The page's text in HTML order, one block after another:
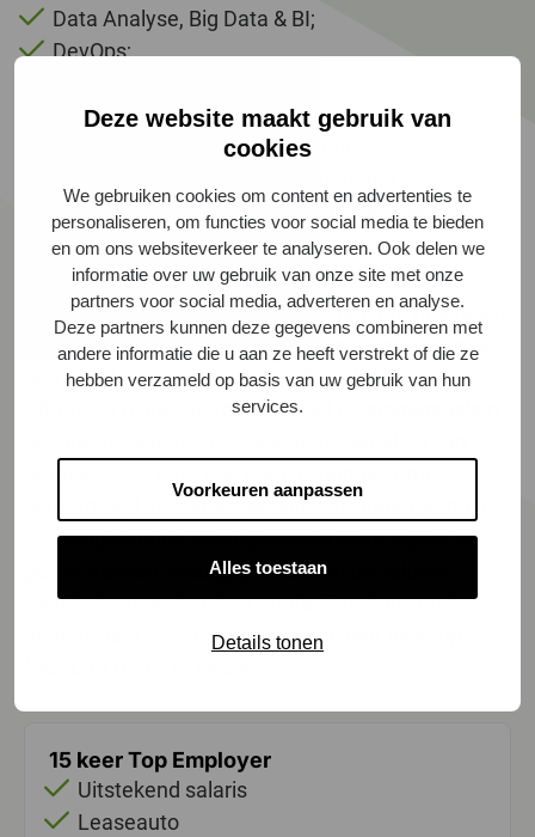
Deze website maakt gebruik van
cookies
We gebruiken cookies om content en advertenties te
personaliseren, om functies voor social media te bieden
en om ons websiteverkeer te analyseren. Ook delen we
informatie over uw gebruik van onze site met onze
partners voor social media, adverteren en analyse.
Deze partners kunnen deze gegevens combineren met
andere informatie die u aan ze heeft verstrekt of die ze
hebben verzameld op basis van uw gebruik van hun
services.
Voorkeuren aanpassen
Alles toestaan
Details tonen
Data Analyse, Big Data & BI;
DevOps;
Software Engineering (o.a. Java, C# .NET,
C++/Linux/Embedded of Python).
voorbeeldopdrachten op onze speciale pagina
Afstuderen bij CIMSOLUTIONS'.
Interesse?
Zit je in de eindfase van een ICT gerichte hbo of wo
opleiding en heb je interesse om af te studeren op
één van de vestigingen van CIMSOLUTIONS?
CIMSOLUTIONS heeft een actief diversiteitsbeleid
achtergrond en cultuur, arbeidsvermogen, kennis
en competenties. Hierbij benadrukken wij dat wij
gelijke kansen belangrijk vinden in de selectie.
Laat het ons weten door contact met ons op te
nemen via 0347-368100 of direct voor de knop
15 keer Top Employer
Uitstekend salaris
Leaseauto